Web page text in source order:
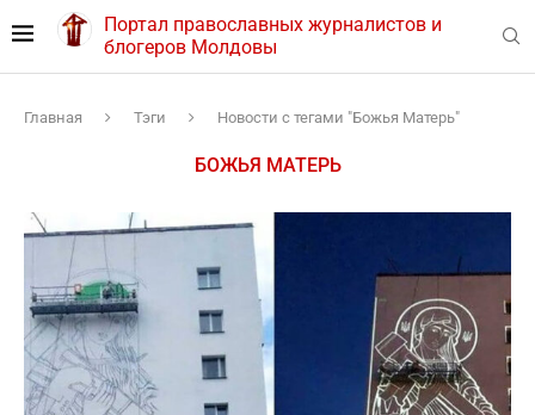
Портал православных журналистов и
блогеров Молдовы
Главная Тэги Новости с тегами "Божья Матерь"
БОЖЬЯ МАТЕРЬ